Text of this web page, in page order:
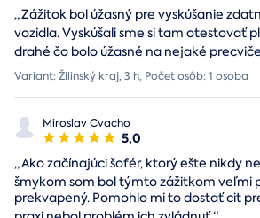
„Zážitok bol úžasný pre vyskúšanie
vozidla. Vyskúšali sme si tam otestovať
drahé čo bolo úžasné na nejaké
Variant: Žilinský kraj, 3 h, Počet osôb: 1 osoba
Miroslav Cvacho
5,0
„Ako začínajúci šofér, ktorý ešte nikdy
šmykom som bol týmto zážitkom veľmi
prekvapený. Pomohlo mi to dostať cit